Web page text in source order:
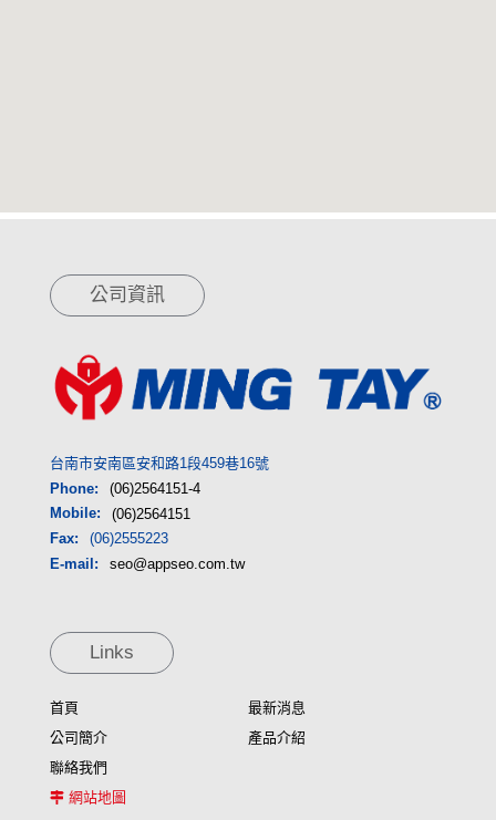
公司資訊
台南市安南區安和路1段459巷16號
Phone:
(06)2564151-4
Mobile:
(06)2564151
Fax:
(06)2555223
E-mail:
seo@appseo.com.tw
Links
首頁
最新消息
公司簡介
產品介紹
聯絡我們
網站地圖